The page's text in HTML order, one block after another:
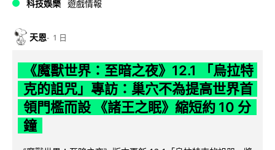
科技娛樂 遊戲情報
天恩 1 日
《魔獸世界：至暗之夜》12.1 「烏拉特
克的詛咒」專訪：巢穴不為提高世界首
領門檻而設 《諸王之眠》縮短約 10 分
鐘